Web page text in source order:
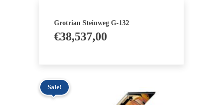
Grotrian Steinweg G-132
€38,537,00
Sale!